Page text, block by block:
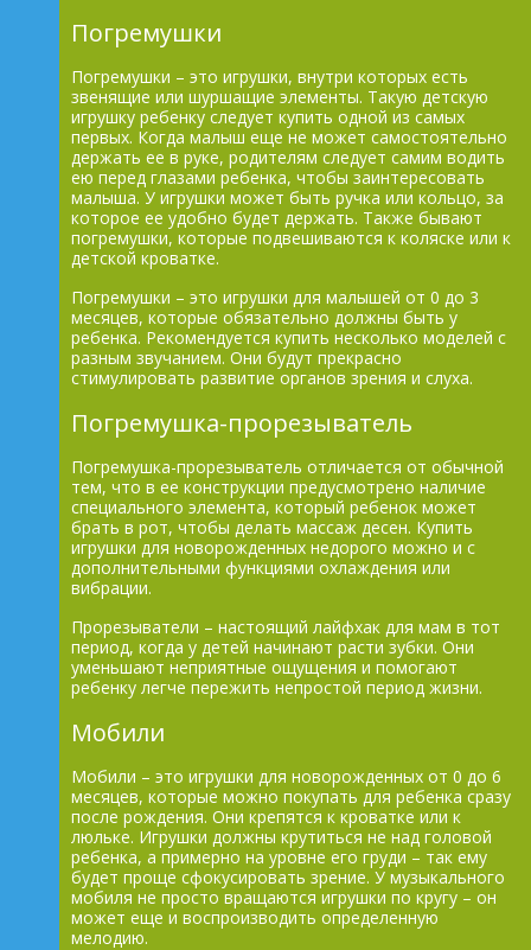
Погремушки
Погремушки – это игрушки, внутри которых есть
звенящие или шуршащие элементы. Такую детскую
игрушку ребенку следует купить одной из самых
первых. Когда малыш еще не может самостоятельно
держать ее в руке, родителям следует самим водить
ею перед глазами ребенка, чтобы заинтересовать
малыша. У игрушки может быть ручка или кольцо, за
которое ее удобно будет держать. Также бывают
погремушки, которые подвешиваются к коляске или к
детской кроватке.
Погремушки – это игрушки для малышей от 0 до 3
месяцев, которые обязательно должны быть у
ребенка. Рекомендуется купить несколько моделей с
разным звучанием. Они будут прекрасно
стимулировать развитие органов зрения и слуха.
Погремушка-прорезыватель
Погремушка-прорезыватель отличается от обычной
тем, что в ее конструкции предусмотрено наличие
специального элемента, который ребенок может
брать в рот, чтобы делать массаж десен. Купить
игрушки для новорожденных недорого можно и с
дополнительными функциями охлаждения или
вибрации.
Прорезыватели – настоящий лайфхак для мам в тот
период, когда у детей начинают расти зубки. Они
уменьшают неприятные ощущения и помогают
ребенку легче пережить непростой период жизни.
Мобили
Мобили – это игрушки для новорожденных от 0 до 6
месяцев, которые можно покупать для ребенка сразу
после рождения. Они крепятся к кроватке или к
люльке. Игрушки должны крутиться не над головой
ребенка, а примерно на уровне его груди – так ему
будет проще сфокусировать зрение. У музыкального
мобиля не просто вращаются игрушки по кругу – он
может еще и воспроизводить определенную
мелодию.